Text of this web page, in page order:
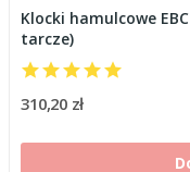
Klocki hamulcowe
tarcze)
310,20 zł